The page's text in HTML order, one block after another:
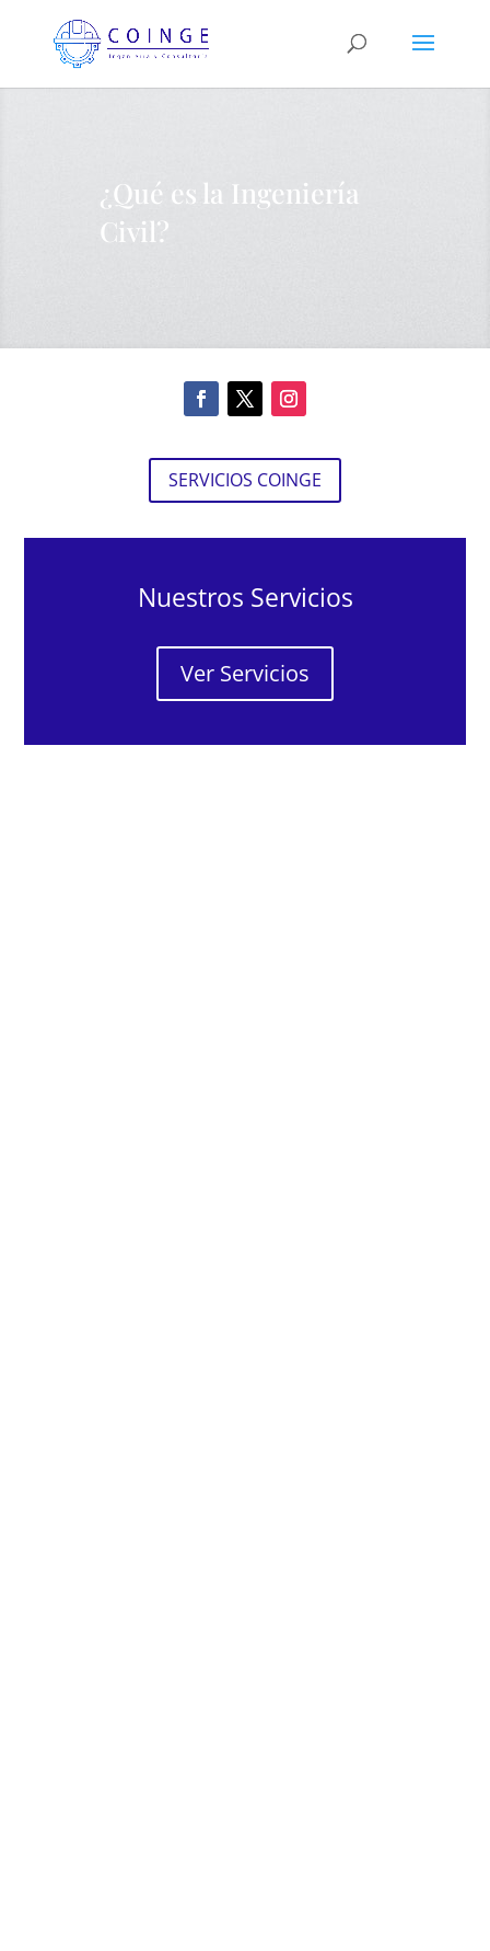
¿Qué es la Ingeniería
Civil?
SERVICIOS COINGE
Nuestros Servicios
Ver Servicios